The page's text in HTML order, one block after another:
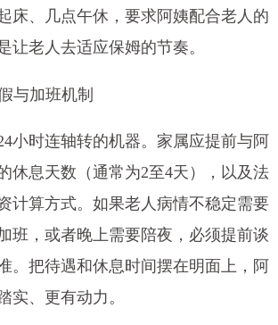
床、几点午休，要求阿姨配合老人的
让老人去适应保姆的节奏。
与加班机制
小时连轴转的机器。家属应提前与阿
休息天数（通常为2至4天），以及法
计算方式。如果老人病情不稳定需要
班，或者晚上需要陪夜，必须提前谈
。把待遇和休息时间摆在明面上，阿
实、更有动力。